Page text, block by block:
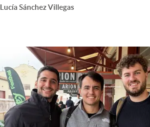
Lucía Sánchez Villegas